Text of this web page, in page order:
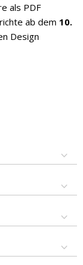
als PDF
ab dem 10.
Design